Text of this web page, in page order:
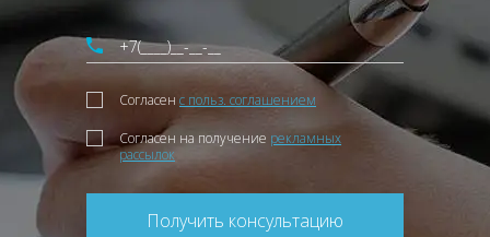
Согласен с польз. соглашением
Согласен на получение рекламных
рассылок
Получить консультацию